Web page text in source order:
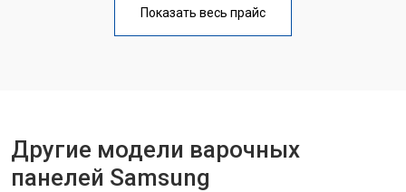
Показать весь прайс
Другие модели варочных
панелей Samsung